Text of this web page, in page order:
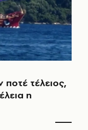
τέλειος,
η